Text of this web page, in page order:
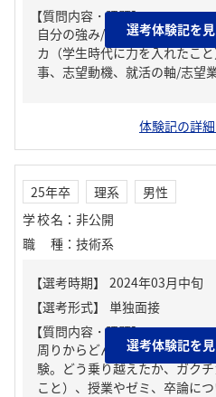
【質問内容・課題】
自分の強み/弱み、周りからど
カ（学生時代に力を入れたこ
事、志望動機、就活の軸/志望
選考体験記を見
体験記の詳
25年卒 理系
男性
学校名 ： 非公開
職種 ： 技術系
【質問内容・課題】
周りからどんな人といわれる
験。どう乗り越えたか、ガク
こと）、授業やゼミ、卒論に
選考体験記を見